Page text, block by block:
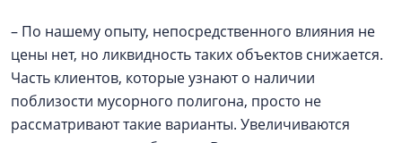
– По нашему опыту, непосредственного влияния не
цены нет, но ликвидность таких объектов снижается.
Часть клиентов, которые узнают о наличии
поблизости мусорного полигона, просто не
рассматривают такие варианты. Увеличиваются